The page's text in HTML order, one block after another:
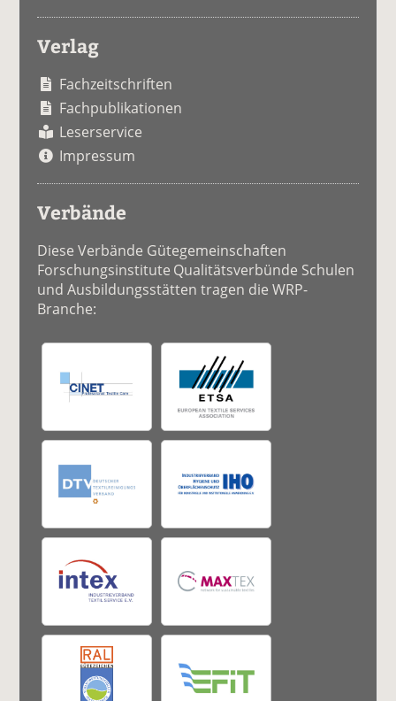
Verlag
Fachzeitschriften
Fachpublikationen
Leserservice
Impressum
Verbände
Diese Verbände Gütegemeinschaften
Forschungsinstitute Qualitätsverbünde Schulen
und Ausbildungsstätten tragen die WRP-
Branche: